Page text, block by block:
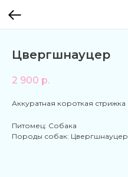
Цвергшнауцер
2 900 р.
Аккуратная короткая стрижка
Питомец: Собака
Породы собак: Цвергшнауцер